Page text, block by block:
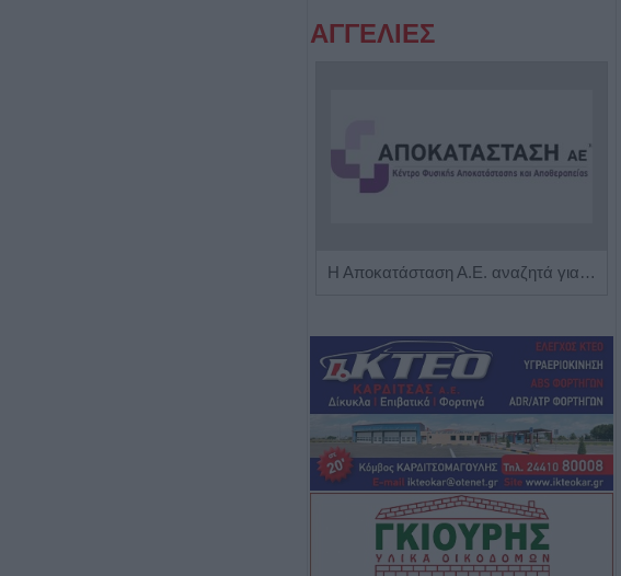
ΑΓΓΕΛΙΕΣ
Η Αποκατάσταση Α.Ε. αναζητά για εργασία Νοσηλευτές και Βοηθούς Νοσηλευτές